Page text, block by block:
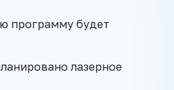
программу будет
лазерное